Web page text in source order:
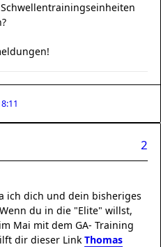
2
ich dich und dein bisheriges
du in die "Elite" willst,
Mai mit dem GA- Training
dir dieser Link Thomas